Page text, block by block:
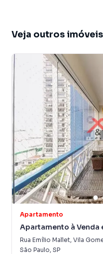
Veja outros
Apartamento
Apartamento à Venda
Rua Emílio Mallet, Vila
São Paulo, SP